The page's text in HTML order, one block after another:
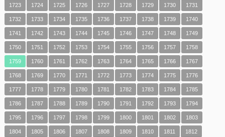
1723 1724 1725 1726 1727 1728 1729 1730 1731
1732 1733 1734 1735 1736 1737 1738 1739 1740
1741 1742 1743 1744 1745 1746 1747 1748 1749
1750 1751 1752 1753 1754 1755 1756 1757 1758
1759 1760 1761 1762 1763 1764 1765 1766 1767
1768 1769 1770 1771 1772 1773 1774 1775 1776
1777 1778 1779 1780 1781 1782 1783 1784 1785
1786 1787 1788 1789 1790 1791 1792 1793 1794
1795 1796 1797 1798 1799 1800 1801 1802 1803
1804 1805 1806 1807 1808 1809 1810 1811 1812